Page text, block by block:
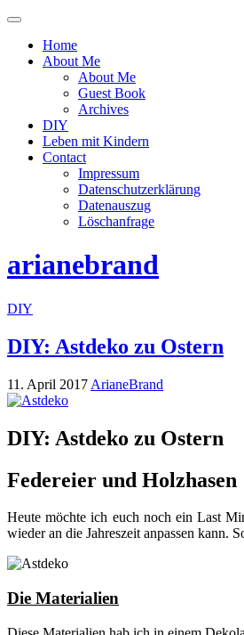
Menü
oder
ausblenden
Home
About Me
About Me
Guest Book
Archives
DIY
Leben mit Kindern
Contact
Impressum
Datenschutzerklärung
Datenauszug
Löschanfrage
arianebrand
DIY
DIY: Astdeko zu Ostern
11. April 2017 ArianeBrand
DIY: Astdeko zu Ostern
Federeier und Holzhasen
Heute möchte ich euch noch ein Last
wieder an die Jahreszeit anpassen kann.
Die Materialien